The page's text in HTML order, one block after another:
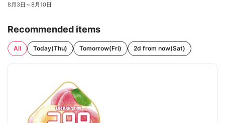
8月3日 ～8月10日
Recommended items
All Today(Thu) Tomorrow(Fri) 2d from now(Sat)